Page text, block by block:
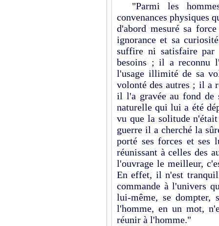
"Parmi les
convenances physiques
d'abord mesuré sa
ignorance et sa
suffire ni satisfaire
besoins ; il a reconnu
l'usage illimité de sa
volonté des autres ; il a
il l'a gravée au fond
naturelle qui lui a été
vu que la solitude
guerre il a cherché la
porté ses forces et ses
réunissant à celles des
l'ouvrage le meilleur,
En effet, il n'est
commande à l'univers
lui-même, se dompter,
l'homme, en un mot,
réunir à l'homme."